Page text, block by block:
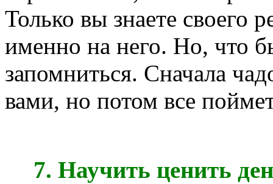
Только вы знаете своего
именно на него. Но, что
запомниться. Сначала
вами, но потом все
7. Научить ценить